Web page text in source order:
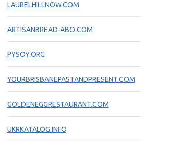
LAURELHILLNOW.COM
ARTISANBREAD-ABO.COM
PYSOY.ORG
YOURBRISBANEPASTANDPRESENT.COM
GOLDENEGGRESTAURANT.COM
UKRKATALOG.INFO